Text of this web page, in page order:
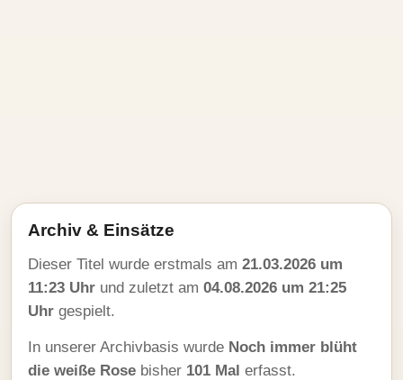
Archiv & Einsätze
Dieser Titel wurde erstmals am 21.03.2026 um
11:23 Uhr und zuletzt am 04.08.2026 um 21:25
Uhr gespielt.
In unserer Archivbasis wurde Noch immer blüht
die weiße Rose bisher 101 Mal erfasst.